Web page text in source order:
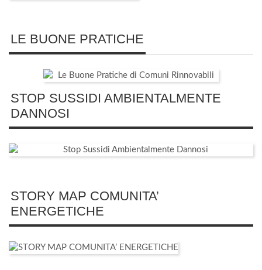
LE BUONE PRATICHE
STOP SUSSIDI AMBIENTALMENTE
DANNOSI
STORY MAP COMUNITA’
ENERGETICHE